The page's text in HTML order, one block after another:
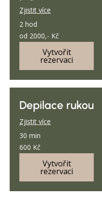
Zjistit více
2 hod
2000,-
Kč
od 2000,- Kč
Vytvořit
rezervaci
Depilace rukou
Zjistit více
30 min
600
českých
korun
600 Kč
Vytvořit
rezervaci